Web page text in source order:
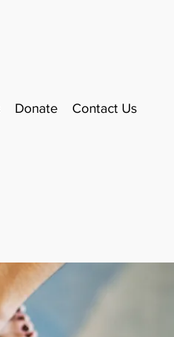
Donate Contact Us